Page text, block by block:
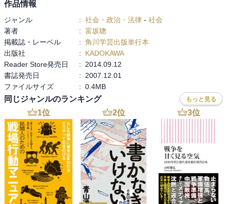
１９８９年最初に北京に行った時、町の様子を知るには駅を見れば
いいと思い、観光が終わったあと一人で夜の北京駅に行った時のこ
とを思い出す。駅前広場に人が多いことにも驚いたが、構内に入っ
てビックリした。切符売り場は鉄格子で囲われ、どの窓口にも人・
人・人が殺到し、大声で叫んでいた。どうして並ばないのだ！これ
で切符が買えるのか！不思議な世界を呆然と見ていた。
作品情報
ジャンル : 社会・政治・法律 - 社会
著者
: 富坂聰
掲載誌・レーベル
: 角川学芸出版単行本
出版社
:
KADOKAWA
Reader Store発売日
:
2014.09.12
書誌発売日
:
2007.12.01
ファイルサイズ
: 0.4MB
同じジャンルのランキング もっと見る
1位 2位 3位